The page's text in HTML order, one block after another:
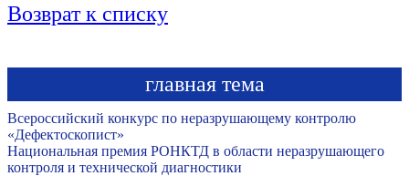
Возврат к списку
главная тема
Всероссийский конкурс по неразрушающему контролю
«Дефектоскопист»
Национальная премия РОНКТД в области неразрушающего
контроля и технической диагностики